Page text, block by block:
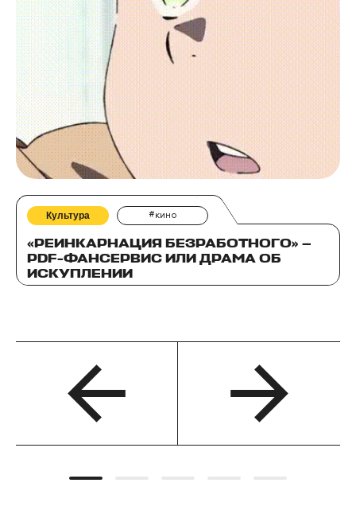
Культура #кино
«РЕИНКАРНАЦИЯ БЕЗРАБОТНОГО» —
PDF-ФАНСЕРВИС ИЛИ ДРАМА ОБ
ИСКУПЛЕНИИ